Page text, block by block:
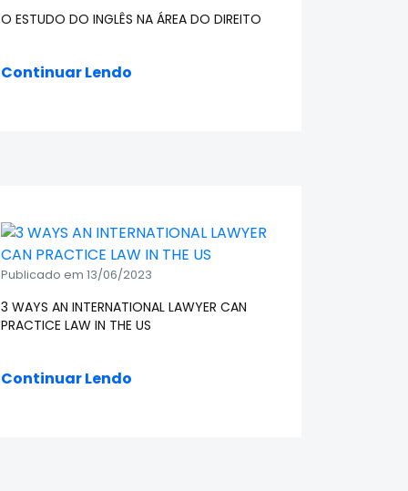
O ESTUDO DO INGLÊS NA ÁREA DO DIREITO
Continuar Lendo
Publicado em 13/06/2023
3 WAYS AN INTERNATIONAL LAWYER CAN
PRACTICE LAW IN THE US
Continuar Lendo